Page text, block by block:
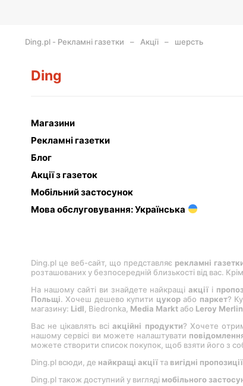
Ding.pl - Рекламні газетки Акції шерсть
Ding
Магазини
Рекламні газетки
Блог
Акції з газеток
Мобільний застосунок
Мова обслуговування: Українська
Ding.pl це веб-сайт, що представляє рекламні
розташованих у безпосередній близькості від вас.
На нашому сайті ви знайдете найкращіакції і
Польщі. Хочеш дешево купити цукорабо паркет?
магазину: Lіdl, Bіedronka, Medіa Markt або Leroy Merlіn
Вас не цікавлять всіакційні продукти? Хочете
нашому сервісі ви можете налаштувати
можете створити список покупок, щоб взяти його з
Ding.pl всюди, де найкращі акціїта вигідні пропозиції
Ding.pl також доступний у вигляді мобільного